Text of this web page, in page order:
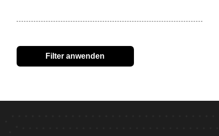
Filter anwenden